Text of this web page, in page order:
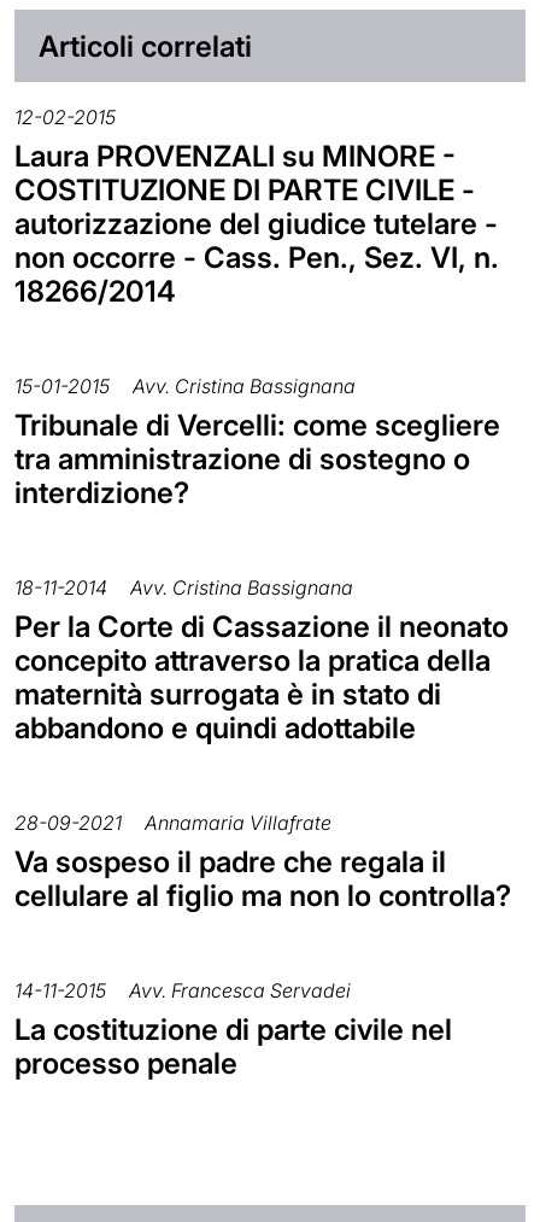
Articoli correlati
12-02-2015
Laura PROVENZALI su MINORE -
COSTITUZIONE DI PARTE CIVILE -
autorizzazione del giudice tutelare -
non occorre - Cass. Pen., Sez. VI, n.
18266/2014
15-01-2015 Avv. Cristina Bassignana
Tribunale di Vercelli: come scegliere
tra amministrazione di sostegno o
interdizione?
18-11-2014 Avv. Cristina Bassignana
Per la Corte di Cassazione il neonato
concepito attraverso la pratica della
maternità surrogata è in stato di
abbandono e quindi adottabile
28-09-2021 Annamaria Villafrate
Va sospeso il padre che regala il
cellulare al figlio ma non lo controlla?
14-11-2015 Avv. Francesca Servadei
La costituzione di parte civile nel
processo penale